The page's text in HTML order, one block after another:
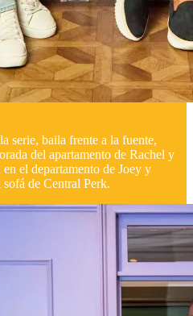
serie, baila frente a la fuente,
del apartamento de Rachel y
el departamento de Joey y
de Central Perk.